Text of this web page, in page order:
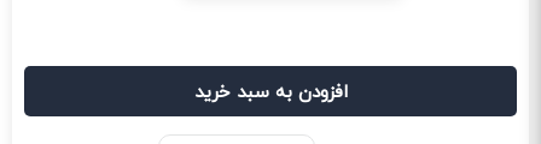
افزودن به سبد خرید